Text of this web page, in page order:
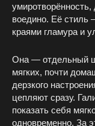
воедино. Её стиль
краями гламура и
Она — отдельный
мягких, почти
дерзкого
цепляют сразу.
показать себя
одновременно. За